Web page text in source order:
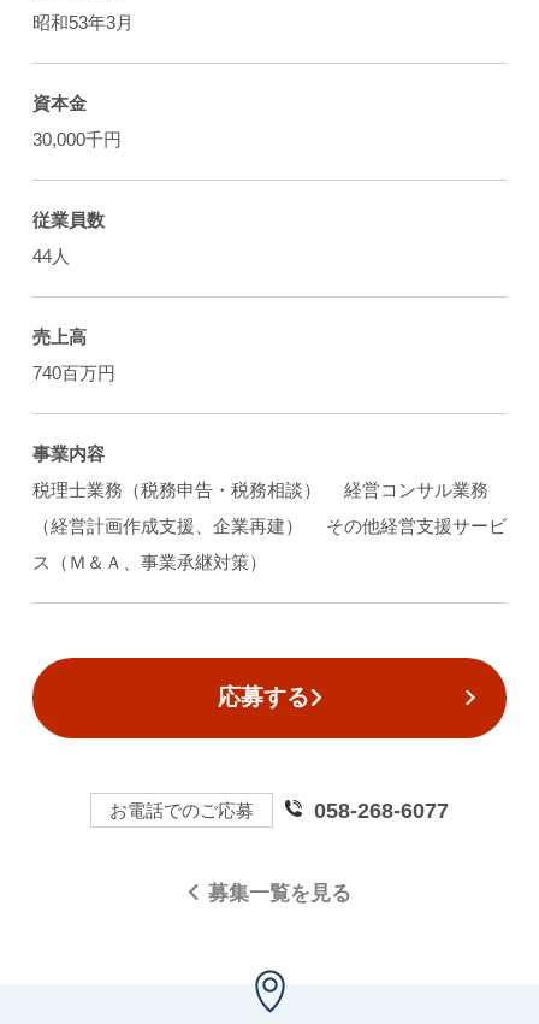
昭和53年3月
資本金
30,000千円
従業員数
44人
売上高
740百万円
事業内容
税理士業務（税務申告・税務相談） 経営コンサル業務
（経営計画作成支援、企業再建） その他経営支援サービ
ス（Ｍ＆Ａ、事業承継対策）
応募する
お電話でのご応募 058-268-6077
募集一覧を見る